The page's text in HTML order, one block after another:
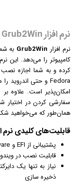
نرم افزار Grub2Win
نرم افزار Grub2Win به
امکان‌پذیر است. علاوه بر
سفارشی کردن در اختیار
همان‌طور که می‌خواهید
قابلیت‌های کلیدینرم
پشتیبانی از EFI و BIOS firmware نسخه 32 و 64 بیتی
قابلیت نصب در
ذخیره سازی